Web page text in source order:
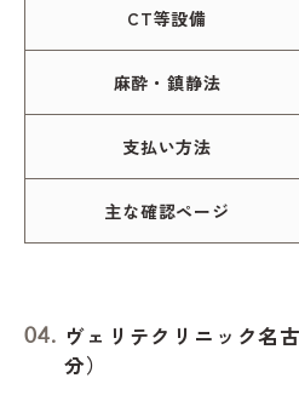
CT等設備
麻酔・鎮静法
支払い方法
主な確認ページ
ヴェリテクリニック名
分）